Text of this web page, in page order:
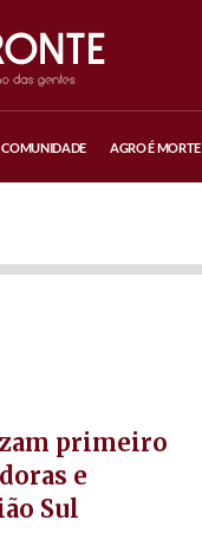
COMUNIDADE AGRO É MORTE
primeiro
e
Sul